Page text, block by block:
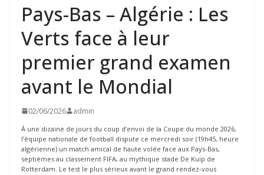
Pays-Bas – Algérie : Les
Verts face à leur
premier grand examen
avant le Mondial
02/06/2026 admin
À une dizaine de jours du coup d’envoi de la Coupe du monde 2026,
l’équipe nationale de football dispute ce mercredi soir (19h45, heure
algérienne) un match amical de haute volée face aux Pays-Bas,
septièmes au classement FIFA, au mythique stade De Kuip de
Rotterdam. Le test le plus sérieux avant le grand rendez-vous